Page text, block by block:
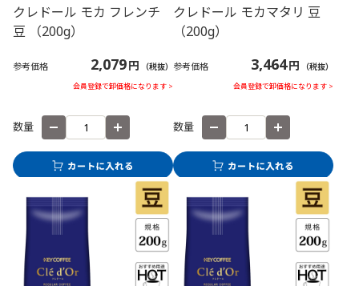
クレドール モカ フレンチ
豆 （200g）
参考価格 2,079円 （税抜）
会員登録で卸価格になります >
数量
クレドール モカマタリ 豆
（200g）
参考価格 3,464円 （税抜）
会員登録で卸価格になります >
数量